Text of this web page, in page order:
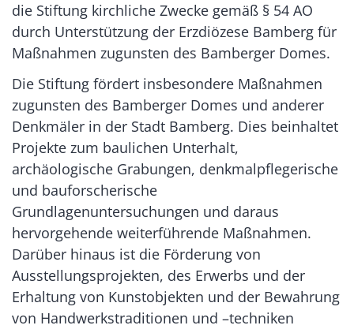
die Stiftung kirchliche Zwecke gemäß § 54 AO
durch Unterstützung der Erzdiözese Bamberg für
Maßnahmen zugunsten des Bamberger Domes.
Die Stiftung fördert insbesondere Maßnahmen
zugunsten des Bamberger Domes und anderer
Denkmäler in der Stadt Bamberg. Dies beinhaltet
Projekte zum baulichen Unterhalt,
archäologische Grabungen, denkmalpflegerische
und bauforscherische
Grundlagenuntersuchungen und daraus
hervorgehende weiterführende Maßnahmen.
Darüber hinaus ist die Förderung von
Ausstellungsprojekten, des Erwerbs und der
Erhaltung von Kunstobjekten und der Bewahrung
von Handwerkstraditionen und –techniken